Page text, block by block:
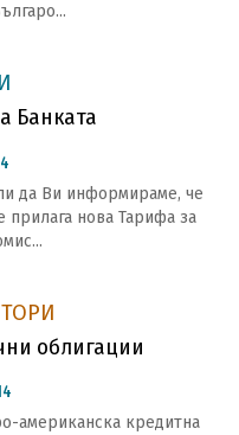
Банката
да Ви информираме, че
прилага нова Тарифа за
облигации
американска кредитна